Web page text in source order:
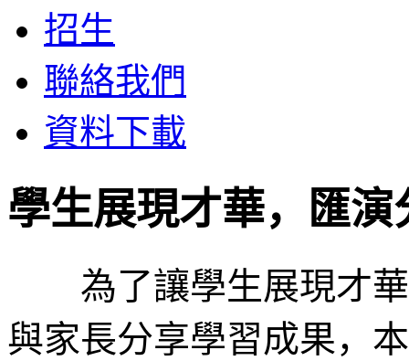
招生
聯絡我們
資料下載
學生展現才華，匯演
為了讓學生展現才華
與家長分享學習成果，